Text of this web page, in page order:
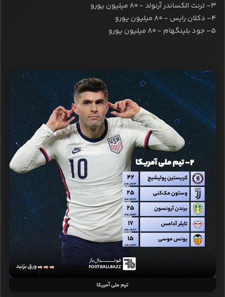
۳- ترنت الکساندر آرنولد - ۸۰ میلیون یورو
۴- دکلان رایس - ۸۰ میلیون یورو
۵- جود بلینگهام - ۸۰ میلیون یورو
تیم ملی آمریکا